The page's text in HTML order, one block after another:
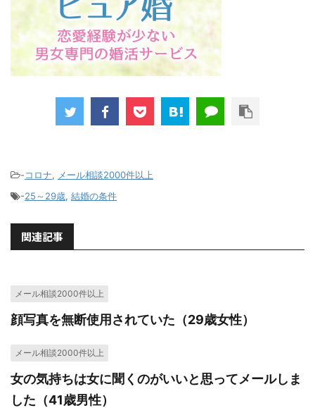
-コロナ, メール相談2000件以上
-25～29歳, 結婚の条件
関連記事
メール相談2000件以上
顔写真を無断使用されていた（29歳女性）
メール相談2000件以上
女の気持ちは女に聞くのがいいと思ってメールしま
した（41歳男性）